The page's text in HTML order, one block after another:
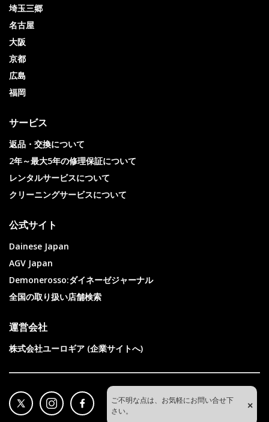
ご不明な点は、お気軽にお問い合せ下
さい。
×
埼玉三郷
名古屋
大阪
京都
広島
福岡
サービス
返品・交換について
2年～最大5年の修理保証について
レンタルサービスについて
クリーニングサービスについて
公式サイト
Dainese Japan
AGV Japan
Demonerosso:ダイネーゼジャーナル
全国の取り扱い店舗検索
運営会社
株式会社ユーロギア (企業サイトへ)